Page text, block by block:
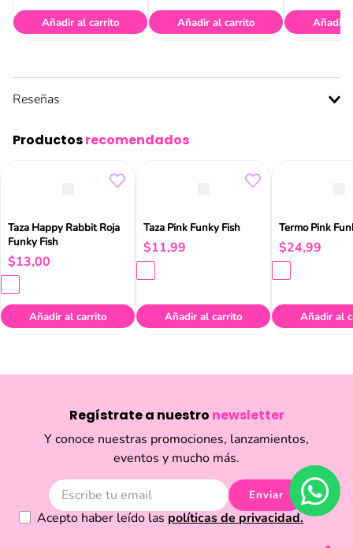
Añadir al carrito Añadir al carrito Añadir
Reseñas
Productosrecomendados
Taza Happy Rabbit Roja
Funky Fish
$13,00
Añadir al carrito
Taza Pink Funky Fish
$11,99
Añadir al carrito
Termo Pink
$24,99
Añadir al
Regístrate a nuestro newsletter
Y conoce nuestras promociones, lanzamientos,
eventos y mucho más.
Enviar
Acepto haber leído las políticas de privacidad.